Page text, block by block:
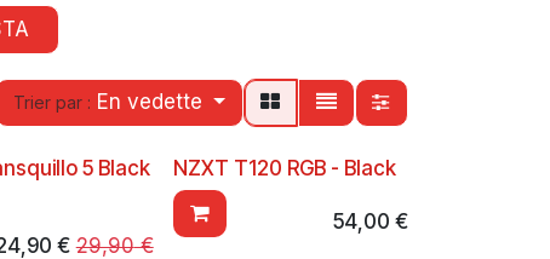
Trier par : En vedette
5 Black
€ 29,90€
NZXT T120 RGB - Black
54,00 €